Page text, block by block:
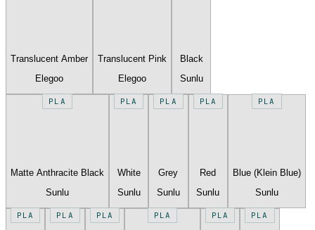
Translucent Amber
Elegoo
Translucent Pink
Elegoo
Black
Sunlu
PLA
Matte Anthracite Black
Sunlu
PLA
White
Sunlu
PLA
Grey
Sunlu
PLA
Red
Sunlu
PLA
Blue (Klein Blue)
Sunlu
PLA PLA PLA PLA PLA PLA